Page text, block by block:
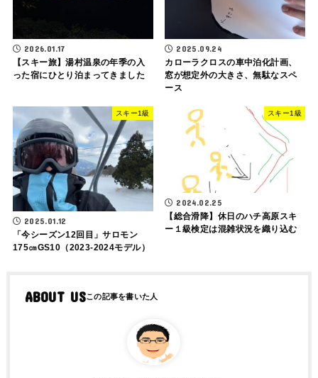
2026.01.17
【スキー旅】湯村温泉の年季の入
った宿にひとり泊まってきました
2025.09.24
カローラクロスの車中泊化計画、
窓が想定外の大きさ、無駄なスペ
ース
スキー1級
2025.01.12
「今シーズン12回目」サロモン
175㎝GS10（2023-2024モデル）
スキー1級
2024.02.25
【総合滑降】休日のハチ高原スキ
ー１級検定は混雑状況を織り込む
ABOUT US